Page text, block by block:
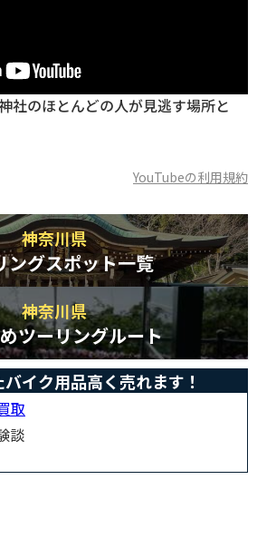
社のほとんどの人が見逃す場所と
YouTubeの利用規約
神奈川県
ングスポット一覧
神奈川県
ツーリングルート
イク用品高く売れます！
取
談